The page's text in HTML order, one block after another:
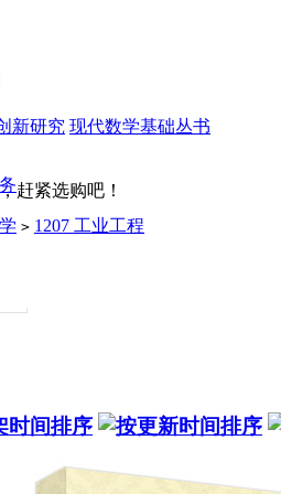
新研究 现代数学基础丛书
赶紧选购吧！
> 1207 工业工程